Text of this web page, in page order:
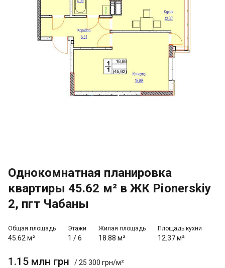
Однокомнатная планировка
квартиры 45.62 м² в ЖК Pionerskiy
2, пгт Чабаны
Общая площадь
45.62 м²
Этажи
1 /6
Жилая площадь
18.88 м²
Площадь кухни
12.37 м²
1.15 млн грн / 25 300 грн/м²